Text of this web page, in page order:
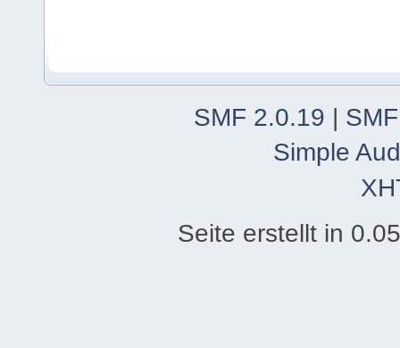
SMF 2.0.19 |
Simple
Seite erstellt in